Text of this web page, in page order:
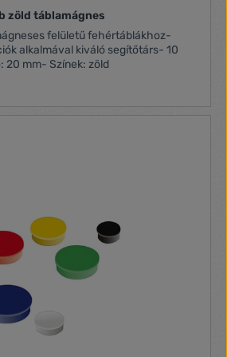
zöld táblamágnes
felületű fehértáblákhoz-
alkalmával kiváló segítőtárs- 10
20 mm- Színek: zöld